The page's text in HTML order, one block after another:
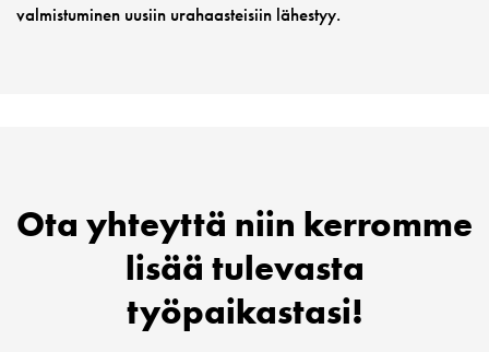
valmistuminen uusiin urahaasteisiin lähestyy.
Ota yhteyttä niin kerromme
lisää tulevasta
työpaikastasi!